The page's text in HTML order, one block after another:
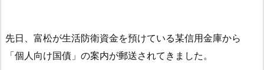
先日、富松が生活防衛資金を預けている某信用金庫から
「個人向け国債」の案内が郵送されてきました。